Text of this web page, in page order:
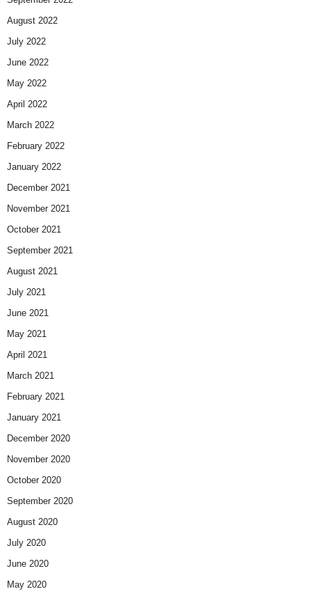
August 2022
July 2022
June 2022
May 2022
April 2022
March 2022
February 2022
January 2022
December 2021
November 2021
October 2021
September 2021
August 2021
July 2021
June 2021
May 2021
April 2021
March 2021
February 2021
January 2021
December 2020
November 2020
October 2020
September 2020
August 2020
July 2020
June 2020
May 2020